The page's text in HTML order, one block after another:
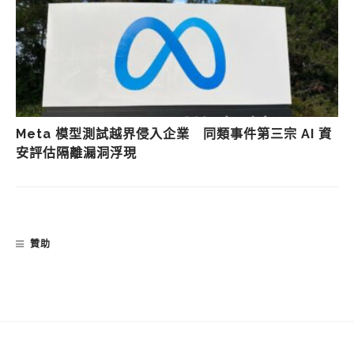
Meta 模型測試越界侵入企業 同類事件第三宗 AI 資
安評估隔離漏洞浮現
贊助